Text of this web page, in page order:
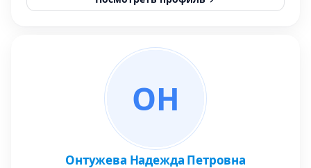
ОН
Онтужева Надежда Петровна